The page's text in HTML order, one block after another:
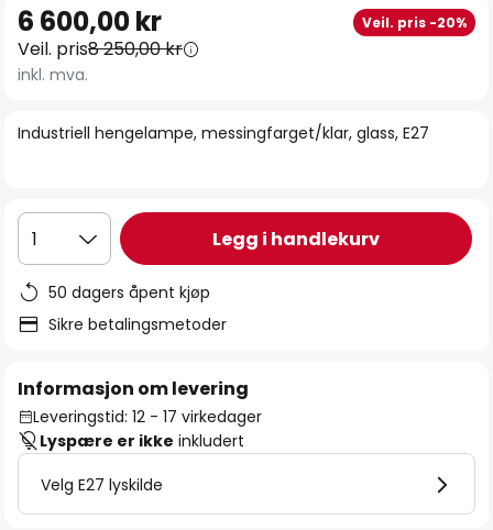
begynnelsen
av
Industriell hengelampe, messingfarget/klar, glass, E27
6 600,00 kr Veil. pris -20%
Veil. pris8 250,00 kr
inkl. mva.
1 Legg i handlekurv
50 dagers åpent kjøp
Sikre betalingsmetoder
Informasjon om levering
Leveringstid: 12 - 17 virkedager
Lyspære er ikke inkludert
Velg E27 lyskilde